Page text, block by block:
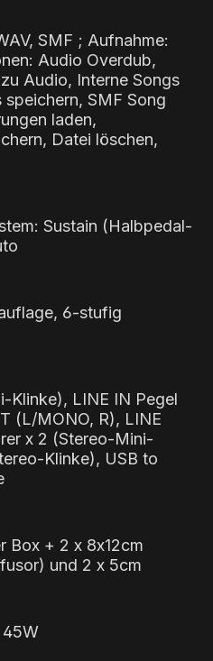
SMF ; Aufnahme:
Audio Overdub,
Audio, Interne Songs
SMF Song
laden,
Datei löschen,
Sustain (Halbpedal-
6-stufig
Klinke), LINE IN Pegel
(L/MONO, R), LINE
x 2 (Stereo-Mini-
Klinke), USB to
Box + 2 x 8x12cm
und 2 x 5cm
45W